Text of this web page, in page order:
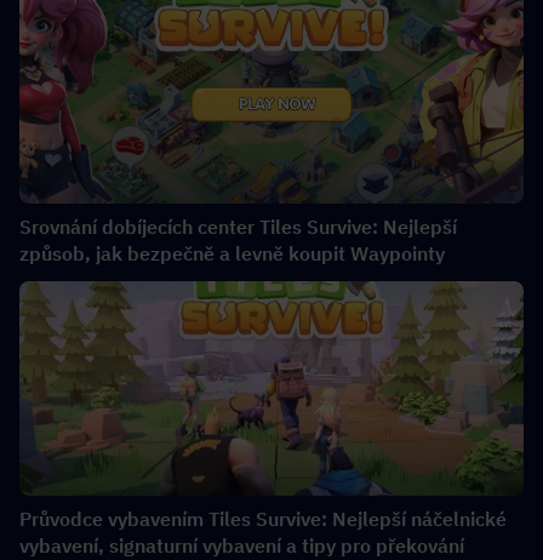
Srovnání dobíjecích center Tiles Survive: Nejlepší
způsob, jak bezpečně a levně koupit Waypointy
Průvodce vybavením Tiles Survive: Nejlepší náčelnické
vybavení, signaturní vybavení a tipy pro překování